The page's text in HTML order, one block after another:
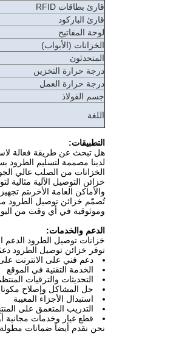
قارئ بطاقات RFID
قارئ الباركود
لوحة المفاتيح
الخزانات (الأبواب)
المتحدثون
درجة حرارة التخزين
درجة حرارة العمل
جسم الفولاذ
اللغة
التطبيقات:
الخزانات من الصلب عالي
خزائن التوصيل الآلية
والأماكن العامة الأخرىتم
تُصمّم خزائن توصيل الطرود من
وموثوقية في أي وقت من
الدعم والخدمات:
خزانات توصيل الطرود الدعم
توفر خزائن توصيل الطرود
دعم فني على الانترنت
الخدمة التقنية في الموقع
التحديثات والترقيات
حل المشاكل وإصلاح
استبدال الأجزاء المعيبة
التدريب المتعمق على
قطع غيار وخدمات مجانية
نحن نقدم أيضاً ضمانات مطولة